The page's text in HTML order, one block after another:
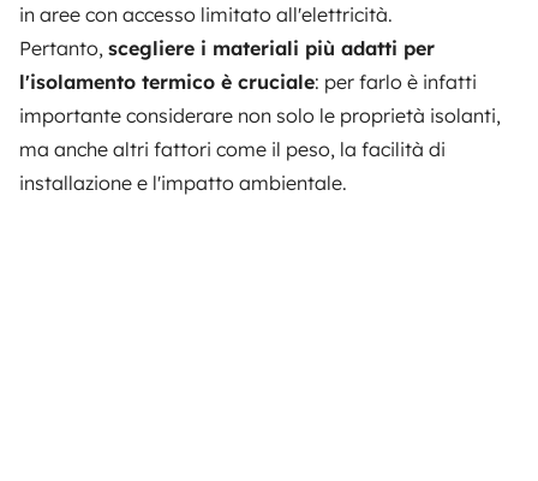
in aree con accesso limitato all'elettricità.
Pertanto, scegliere i materiali più adatti per
l'isolamento termico è cruciale: per farlo è infatti
importante considerare non solo le proprietà isolanti,
ma anche altri fattori come il peso, la facilità di
installazione e l'impatto ambientale.